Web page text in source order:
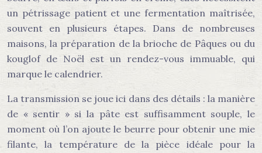
un pétrissage patient et une fermentation maîtrisée,
souvent en plusieurs étapes. Dans de nombreuses
maisons, la préparation de la brioche de Pâques ou du
kouglof de Noël est un rendez-vous immuable, qui
marque le calendrier.
La transmission se joue ici dans des détails : la manière
de « sentir » si la pâte est suffisamment souple, le
moment où l’on ajoute le beurre pour obtenir une mie
filante, la température de la pièce idéale pour la